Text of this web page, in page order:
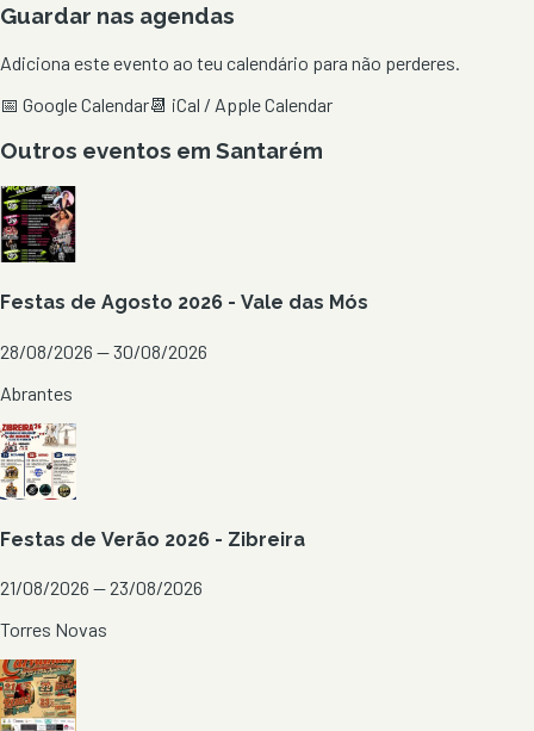
Guardar nas agendas
Adiciona este evento ao teu calendário para não perderes.
📅 Google Calendar📆 iCal / Apple Calendar
Outros eventos em Santarém
Festas de Agosto 2026 - Vale das Mós
28/08/2026 — 30/08/2026
Abrantes
Festas de Verão 2026 - Zibreira
21/08/2026 — 23/08/2026
Torres Novas